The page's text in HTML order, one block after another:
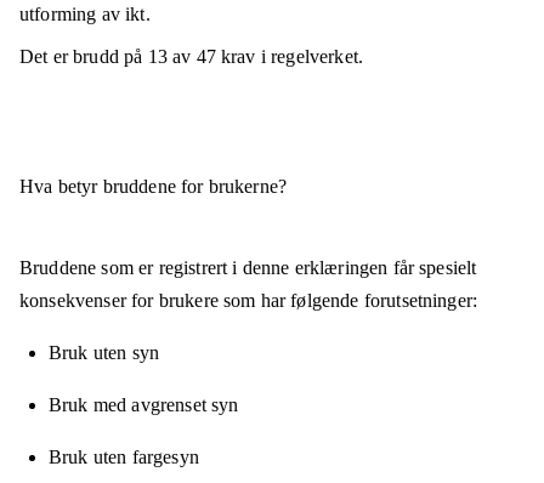
utforming av ikt.
Det er brudd på 13av 47krav i regelverket.
Hva betyr bruddene for brukerne?
Bruddene som er registrert i denne erklæringen får spesielt
konsekvenser for brukere som har følgende forutsetninger:
Bruk uten syn
Bruk med avgrenset syn
Bruk uten fargesyn